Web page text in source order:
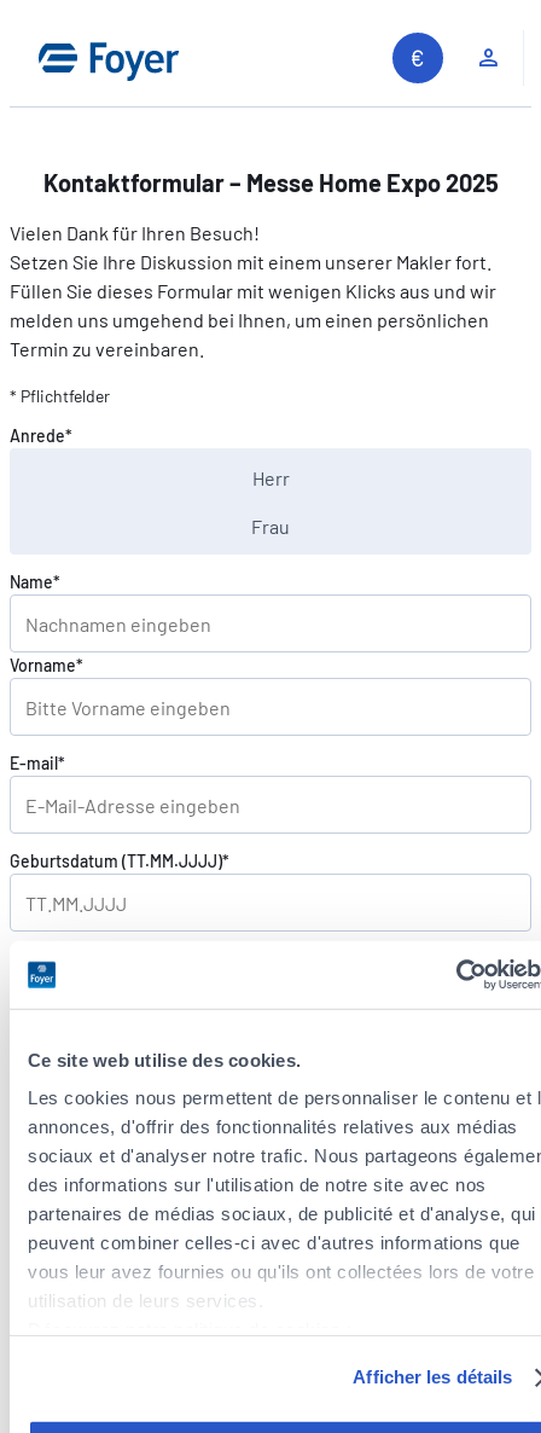
Ce site web utilise des cookies.
Les cookies nous permettent de personnaliser le contenu et
annonces, d'offrir des fonctionnalités relatives aux médias
sociaux et d'analyser notre trafic. Nous partageons
des informations sur l'utilisation de notre site avec nos
partenaires de médias sociaux, de publicité et d'analyse, qui
peuvent combiner celles-ci avec d'autres informations que
vous leur avez fournies ou qu'ils ont collectées lors de votre
utilisation de leurs services.
Afficher les détails
Inhalt
springen
Auf unserer Website suchen
Kontaktformular – Messe Home Expo 2025
Vielen Dank für Ihren Besuch!
Setzen Sie Ihre Diskussion mit einem unserer Makler fort.
Füllen Sie dieses Formular mit wenigen Klicks aus und wir
melden uns umgehend bei Ihnen, um einen persönlichen
Termin zu vereinbaren.
* Pflichtfelder
Anrede*
Herr
Frau
Name*
Vorname*
E-mail*
Geburtsdatum (TT.MM.JJJJ)*
Postleitzahl*
Telefonnummer*
Prefix
Kommentar
Durch die Nutzung unserer Dienstleistungen werden Sie darüber
informiert, dass
Foyer Group (Foyer Assurances, Foyer Vie,
Raiffeisen Vie, Foyer Distribution, Nexfin)berechtigt ist, Sie zu